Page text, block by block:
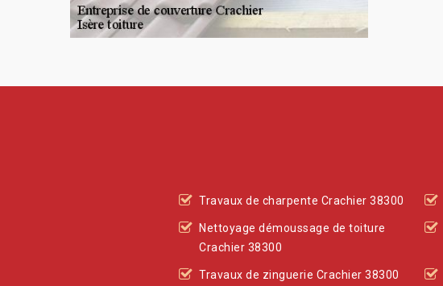
Travaux de charpente Crachier 38300
Nettoyage démoussage de toiture
Crachier 38300
Travaux de zinguerie Crachier 38300